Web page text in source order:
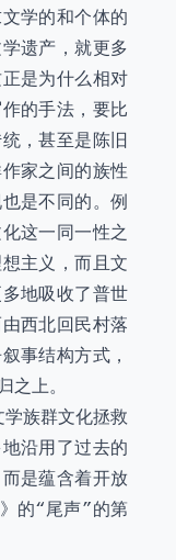
学的和个体的
遗产，就更多
是为什么相对
的手法，要比
，甚至是陈旧
家之间的族性
是不同的。例
这一同一性之
主义，而且文
地吸收了普世
西北回民村落
事结构方式，
之上。
族群文化拯救
沿用了过去的
是蕴含着开放
的“尾声”的第